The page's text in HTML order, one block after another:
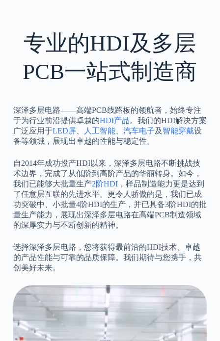
专业的HDI及多层
PCB一站式制造商
深泽多层电路——高端PCB线路板的领航者，始终专注
于为行业前沿提供卓越的HDI产品。我们的HDI解决方案
广泛应用于LED屏、 人工智能、 汽车电子及 智能穿戴设
备等领域，展现出卓越的性能与稳定性。
自2014年成功投产HDI以来，深泽多层电路不断挑战技
术边界，完成了从低阶到高阶产品的华丽转身。如今，
我们已能够大批量生产2阶HDI，样品制造能力更是达到
了任意层互联的先进水平。更令人骄傲的是，我们已成
功突破中、小批量4阶HDI的生产，并已具备3阶HDI的批
量生产能力，展现出深泽多层电路在高端PCB制造领域
的深厚实力与不断创新的精神。
选择深泽多层电路，您将获得最前沿的HDI技术、卓越
的产品性能与可靠的品质保障。我们期待与您携手，共
创美好未来。